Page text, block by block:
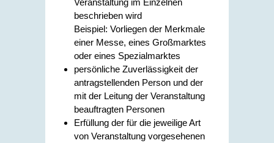
beschrieben wird
Beispiel: Vorliegen der Merkmale
einer Messe, eines Großmarktes
oder eines Spezialmarktes
persönliche Zuverlässigkeit der
antragstellenden Person und der
mit der Leitung der Veranstaltung
beauftragten Personen
Erfüllung der für die jeweilige Art
von Veranstaltung vorgesehenen